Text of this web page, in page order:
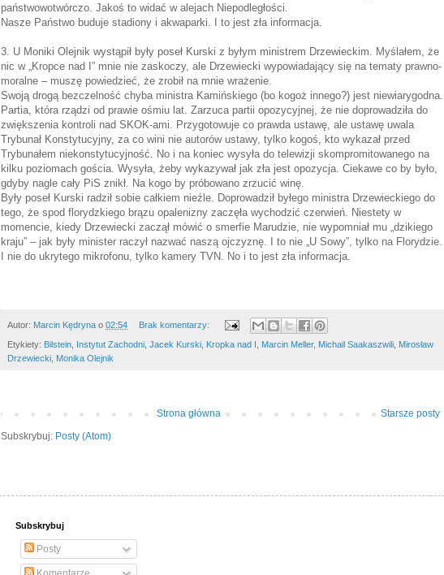
państwowotwórczo. Jakoś to widać w alejach Niepodległości.
Nasze Państwo buduje stadiony i akwaparki. I to jest zła informacja.
3. U Moniki Olejnik wystąpił były poseł Kurski z byłym ministrem Drzewieckim. Myślałem, że
nic w „Kropce nad I” mnie nie zaskoczy, ale Drzewiecki wypowiadający się na tematy prawno-
moralne – muszę powiedzieć, że zrobił na mnie wrażenie.
Swoją drogą bezczelność chyba ministra Kamińskiego (bo kogoż innego?) jest niewiarygodna.
Partia, która rządzi od prawie ośmiu lat. Zarzuca partii opozycyjnej, że nie doprowadziła do
zwiększenia kontroli nad SKOK-ami. Przygotowuje co prawda ustawę, ale ustawę uwala
Trybunał Konstytucyjny, za co wini nie autorów ustawy, tylko kogoś, kto wykazał przed
Trybunałem niekonstytucyjność. No i na koniec wysyła do telewizji skompromitowanego na
kilku poziomach gościa. Wysyła, żeby wykazywał jak zła jest opozycja. Ciekawe co by było,
gdyby nagle cały PiS znikł. Na kogo by próbowano zrzucić winę.
Były poseł Kurski radził sobie całkiem nieźle. Doprowadził byłego ministra Drzewieckiego do
tego, że spod florydzkiego brązu opalenizny zaczęła wychodzić czerwień. Niestety w
momencie, kiedy Drzewiecki zaczął mówić o smerfie Marudzie, nie wypomniał mu „dzikiego
kraju” – jak były minister raczył nazwać naszą ojczyznę. I to nie „U Sowy”, tylko na Florydzie.
I nie do ukrytego mikrofonu, tylko kamery TVN. No i to jest zła informacja.
Autor: Marcin Kędryna o 02:54 Brak komentarzy:
Etykiety: Bilstein Instytut Zachodni Jacek Kurski Kropka nad I Marcin Meller, Michail Saakaszwili Mirosław
Drzewiecki Monika Olejnik
Starsze posty
Strona główna
Subskrybuj: Posty (Atom)
Subskrybuj
Posty